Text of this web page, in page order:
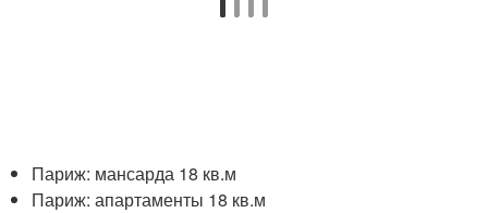
Париж: мансарда 18 кв.м
Париж: апартаменты 18 кв.м